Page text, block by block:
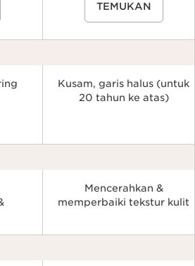
TEMUKAN
Kusam, garis halus (untuk
20 tahun ke atas)
Mencerahkan &
memperbaiki tekstur kulit